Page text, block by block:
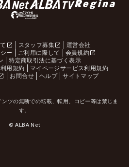
スタッフ募集
運営会社
ー
ご利用に際して
会員規約
特定商取引法に基づく表示
用規約
マイページサービス利用規約
お問合せ ヘルプ サイトマップ
ツの無断での転載、転用、コピー等は禁じま
す。
© ALBA Net